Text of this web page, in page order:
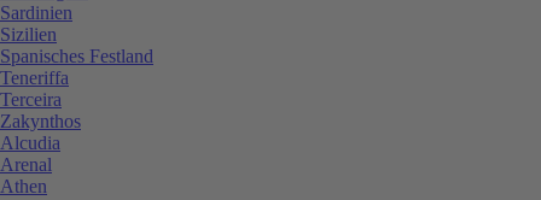
Sardinien
Sizilien
Spanisches Festland
Teneriffa
Terceira
Zakynthos
Alcudia
Arenal
Athen